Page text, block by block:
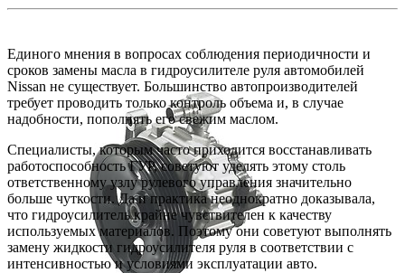
Единого мнения в вопросах соблюдения периодичности и
сроков замены масла в гидроусилителе руля автомобилей
Nissan не существует. Большинство автопроизводителей
требует проводить только контроль объема и, в случае
надобности, пополнять его свежим маслом.
Специалисты, которым часто приходится восстанавливать
работоспособность ГУР, советуют уделять этому столь
ответственному узлу рулевого управления значительно
больше чуткости. Да и практика неоднократно доказывала,
что гидроусилитель крайне чувствителен к качеству
используемых материалов. Поэтому они советуют выполнять
замену жидкости гидроусилителя руля в соответствии с
интенсивностью и условиями эксплуатации авто.